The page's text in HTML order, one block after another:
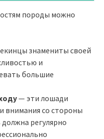
породы можно
знамениты своей
и
большие
— эти лошади
внимания со стороны
регулярно